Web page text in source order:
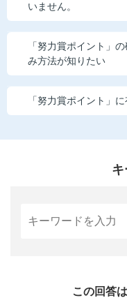
いません。
「努力賞ポイント」
み方法が知りたい
「努力賞ポイント」
この回答